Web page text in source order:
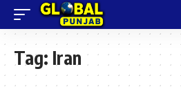
Tag: Iran